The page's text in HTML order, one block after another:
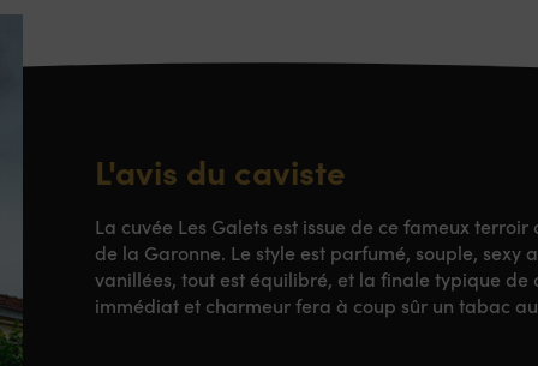
L'avis du caviste
La cuvée Les Galets est issue de ce fameux
de la Garonne. Le style est parfumé, souple, sexy
vanillées, tout est équilibré, et la finale typique de
immédiat et charmeur fera à coup sûr un tabac